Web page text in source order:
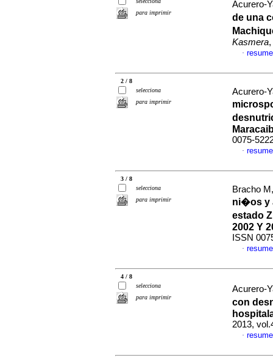
para imprimir
Acurero-
de una
Kasmera
·
2 / 8
selecciona
para imprimir
Acurero-
0075-
·
3 / 8
selecciona
para imprimir
Bracho
ni�os y
estado
2002 Y
ISSN
·
4 / 8
selecciona
para imprimir
Acurero-
con
2013,
·